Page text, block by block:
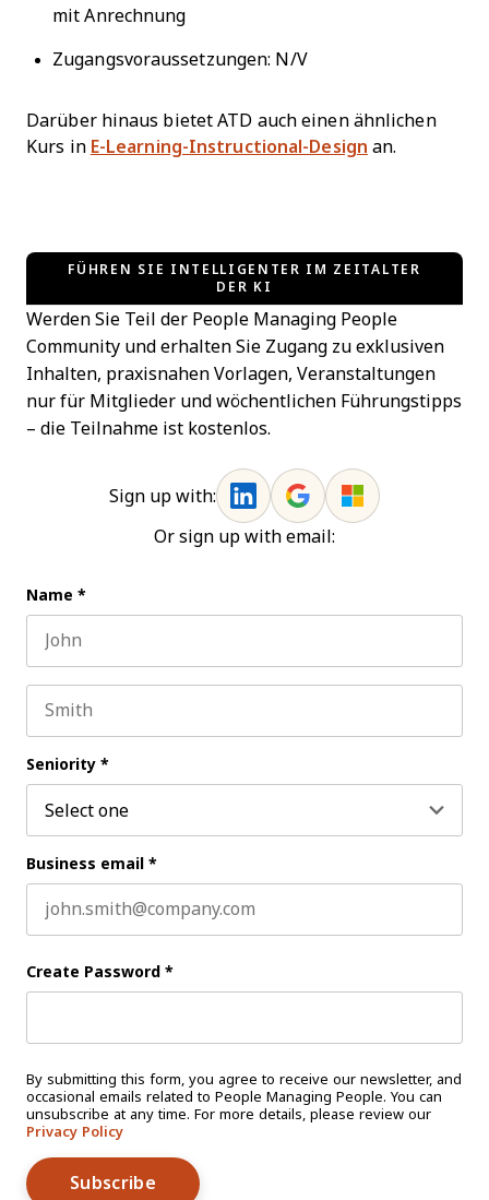
mit Anrechnung
Zugangsvoraussetzungen: N/V
Darüber hinaus bietet ATD auch einen ähnlichen
Kurs in E-Learning-Instructional-Design an.
FÜHREN SIE INTELLIGENTER IM ZEITALTER
DER KI
Werden Sie Teil der People Managing People
Community und erhalten Sie Zugang zu exklusiven
Inhalten, praxisnahen Vorlagen, Veranstaltungen
nur für Mitglieder und wöchentlichen Führungstipps
– die Teilnahme ist kostenlos.
Sign up with:
Or sign up with email:
Name *
Seniority *
Business email *
Create Password *
By submitting this form, you agree to receive our newsletter, and
occasional emails related to People Managing People. You can
unsubscribe at any time. For more details, please review our
Privacy Policy